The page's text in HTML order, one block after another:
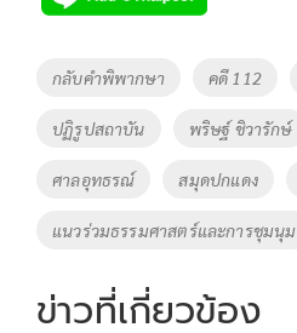
b
o
o
k
er y
Li
k
Tags
กลับคำพิพากษา คดี 112
ปฏิรูปสถาบัน พริษฐ์ ชิวารักษ์
ศาลอุทธรณ์ สมุดปกแดง
แนวร่วมธรรมศาสตร์และการชุมนุม
ข่าวที่เกี่ยวข้อง